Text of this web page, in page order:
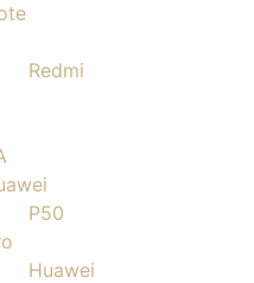
Redmi
P50
Huawei